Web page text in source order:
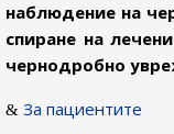
наблюдение на
спиране на
чернодробно
За пациентите